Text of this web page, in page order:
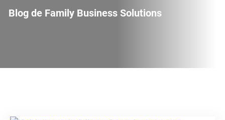
Blog de Family Business Solutions